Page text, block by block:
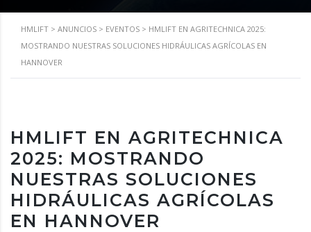
HMLIFT > ANUNCIOS > EVENTOS > HMLIFT EN AGRITECHNICA 2025:
MOSTRANDO NUESTRAS SOLUCIONES HIDRÁULICAS AGRÍCOLAS EN
HANNOVER
HMLIFT EN AGRITECHNICA
2025: MOSTRANDO
NUESTRAS SOLUCIONES
HIDRÁULICAS AGRÍCOLAS
EN HANNOVER